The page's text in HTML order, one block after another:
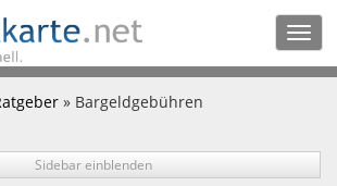
» Bargeldgebühren
Sidebar einblenden